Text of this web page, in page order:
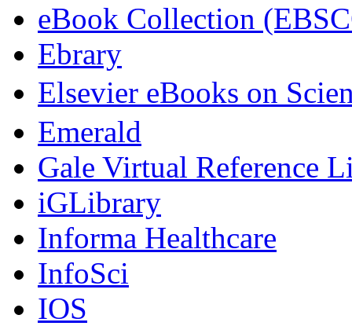
eBook Collection
Ebrary
Elsevier eBooks on
Emerald
Gale Virtual Reference
iGLibrary
Informa Healthcare
InfoSci
IOS